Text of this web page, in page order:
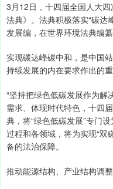
3月12日，十四届全国人大
法典》。法典积极落实“碳达
发展编，在世界环境法典编
实现碳达峰碳中和，是中国
持续发展的内在要求作出的重
“坚持把绿色低碳发展作为解
需求、体现时代特色，十四
典，将“绿色低碳发展”专门
过程和各领域，将为实现“双
备的法治保障。
推动能源结构、产业结构调